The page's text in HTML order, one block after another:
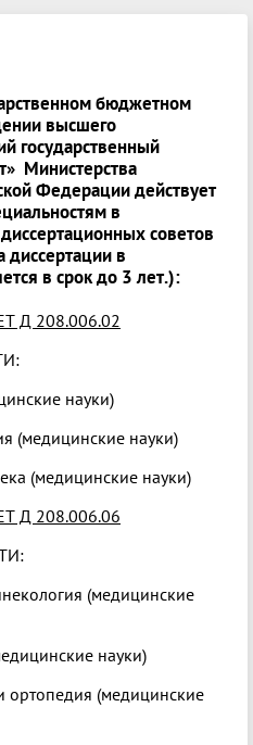
бюджетном
высшего
государственный
Министерства
Федерации действует
в
советов
диссертации в
в срок до 3 лет.):
Д 208.006.02
науки)
(медицинские науки)
(медицинские науки)
Д 208.006.06
(медицинские
науки)
ортопедия (медицинские